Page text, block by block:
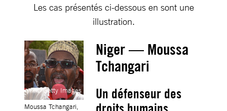
Les cas présentés ci-dessous en sont une
illustration.
© Getty Images
Moussa Tchangari,
Niger — Moussa
Tchangari
Un défenseur des